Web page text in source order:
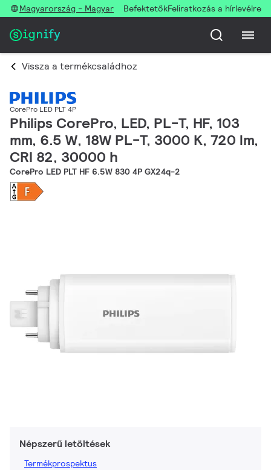
Magyarország - Magyar BefektetőkFeliratkozás a hírlevélre
Vissza a termékcsaládhoz
CorePro LED PLT 4P
Philips CorePro, LED, PL-T, HF, 103
mm, 6.5 W, 18W PL-T, 3000 K, 720 lm,
CRI 82, 30000 h
CorePro LED PLT HF 6.5W 830 4P GX24q-2
Népszerű letöltések
Termékprospektus